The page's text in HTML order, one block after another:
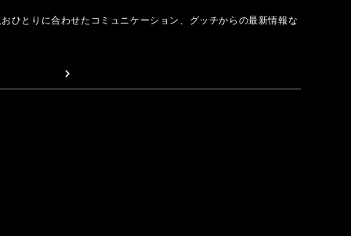
ひとりに合わせたコミュニケーション、グッチからの最新情報な